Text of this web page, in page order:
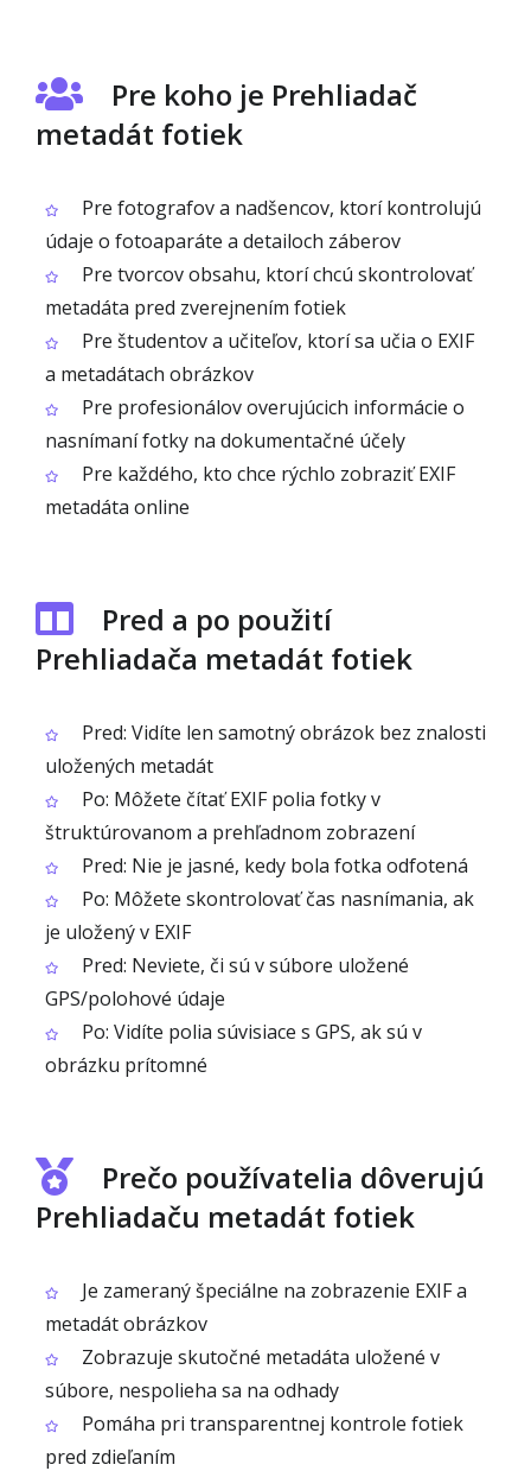
Pre koho je Prehliadač
metadát fotiek
Pre fotografov a nadšencov, ktorí kontrolujú
údaje o fotoaparáte a detailoch záberov
Pre tvorcov obsahu, ktorí chcú skontrolovať
metadáta pred zverejnením fotiek
Pre študentov a učiteľov, ktorí sa učia o EXIF
a metadátach obrázkov
Pre profesionálov overujúcich informácie o
nasnímaní fotky na dokumentačné účely
Pre každého, kto chce rýchlo zobraziť EXIF
metadáta online
Pred a po použití
Prehliadača metadát fotiek
Pred: Vidíte len samotný obrázok bez znalosti
uložených metadát
Po: Môžete čítať EXIF polia fotky v
štruktúrovanom a prehľadnom zobrazení
Pred: Nie je jasné, kedy bola fotka odfotená
Po: Môžete skontrolovať čas nasnímania, ak
je uložený v EXIF
Pred: Neviete, či sú v súbore uložené
GPS/polohové údaje
Po: Vidíte polia súvisiace s GPS, ak sú v
obrázku prítomné
Prečo používatelia dôverujú
Prehliadaču metadát fotiek
Je zameraný špeciálne na zobrazenie EXIF a
metadát obrázkov
Zobrazuje skutočné metadáta uložené v
súbore, nespolieha sa na odhady
Pomáha pri transparentnej kontrole fotiek
pred zdieľaním